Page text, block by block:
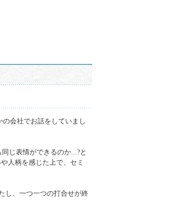
会社でお話をしていまし
じ表情ができるのか...?と
人柄を感じた上で、セミ
し、一つ一つの打合せが終